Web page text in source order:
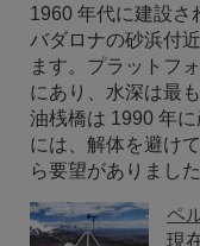
1960 年代に建設さ
バダロナの砂浜付
ます。プラットフ
にあり、水深は最
油桟橋は 1990 年
には、解体を避け
ら要望がありまし
ペ
現